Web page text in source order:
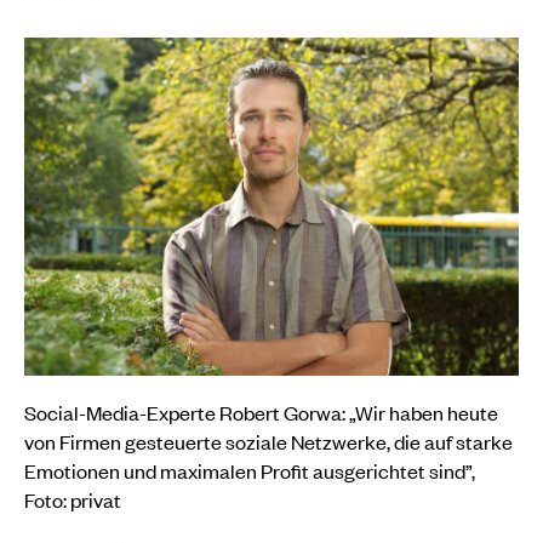
Social-Media-Experte Robert Gorwa: „Wir haben heute
von Firmen gesteuerte soziale Netzwerke, die auf starke
Emotionen und maximalen Profit ausgerichtet sind”,
Foto: privat